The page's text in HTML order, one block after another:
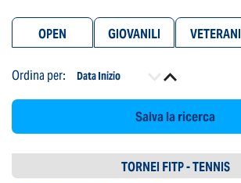
OPEN GIOVANILI VETERANI
Ordina per: Data Inizio
Salva la ricerca
TORNEI FITP - TENNIS